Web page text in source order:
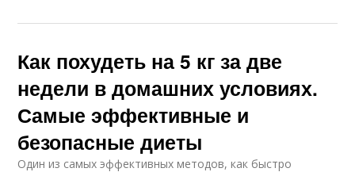
Как похудеть на 5 кг за две
недели в домашних условиях.
Самые эффективные и
безопасные диеты
Один из самых эффективных методов, как быстро